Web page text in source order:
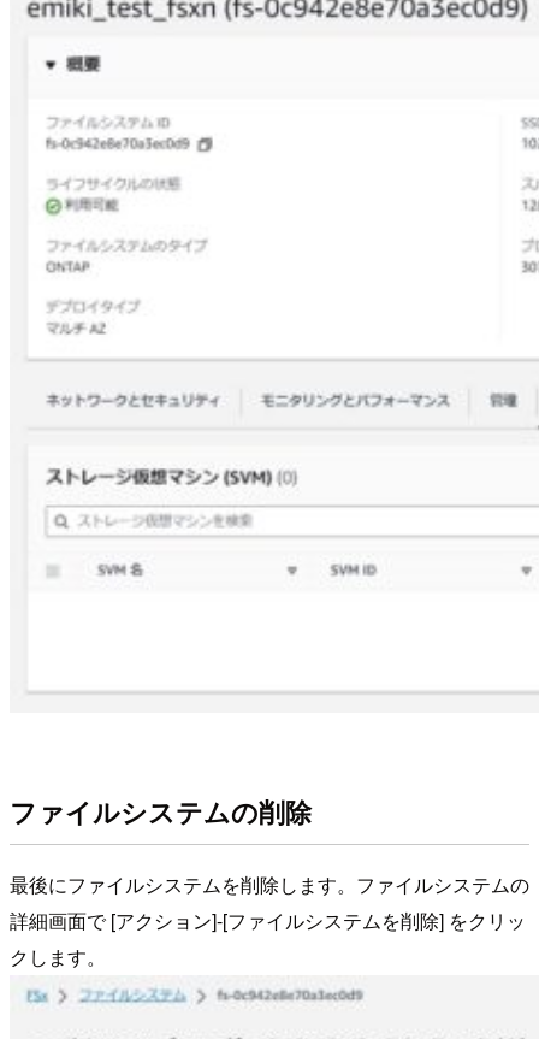
ファイルシステムの削除
最後にファイルシステムを削除します。ファイルシステムの
詳細画面で [アクション]-[ファイルシステムを削除] をクリッ
クします。